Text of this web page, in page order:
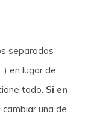
separados
en lugar de
todo. Si en
cambiar una de